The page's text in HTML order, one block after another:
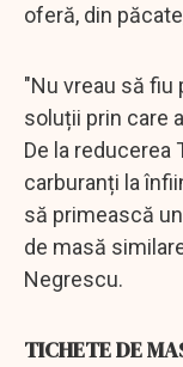
oferă, din
"Nu vreau să
soluții prin care
De la reducerea
carburanți la
să primească
de masă
Negrescu.
TICHETE DE